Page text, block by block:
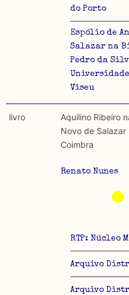
do Porto
Espólio de
Salazar na
Pedro da
Viseu
livro
Aquilino Ribeiro
Novo de
Coimbra
Renato Nunes
RTP: Núcleo
Arquivo
Arquivo